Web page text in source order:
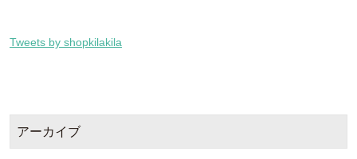
Tweets by shopkilakila
アーカイブ